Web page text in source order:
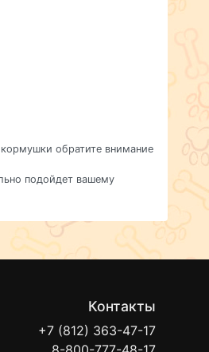
обратите внимание
подойдет вашему
Контакты
+7 (812) 363-47-17